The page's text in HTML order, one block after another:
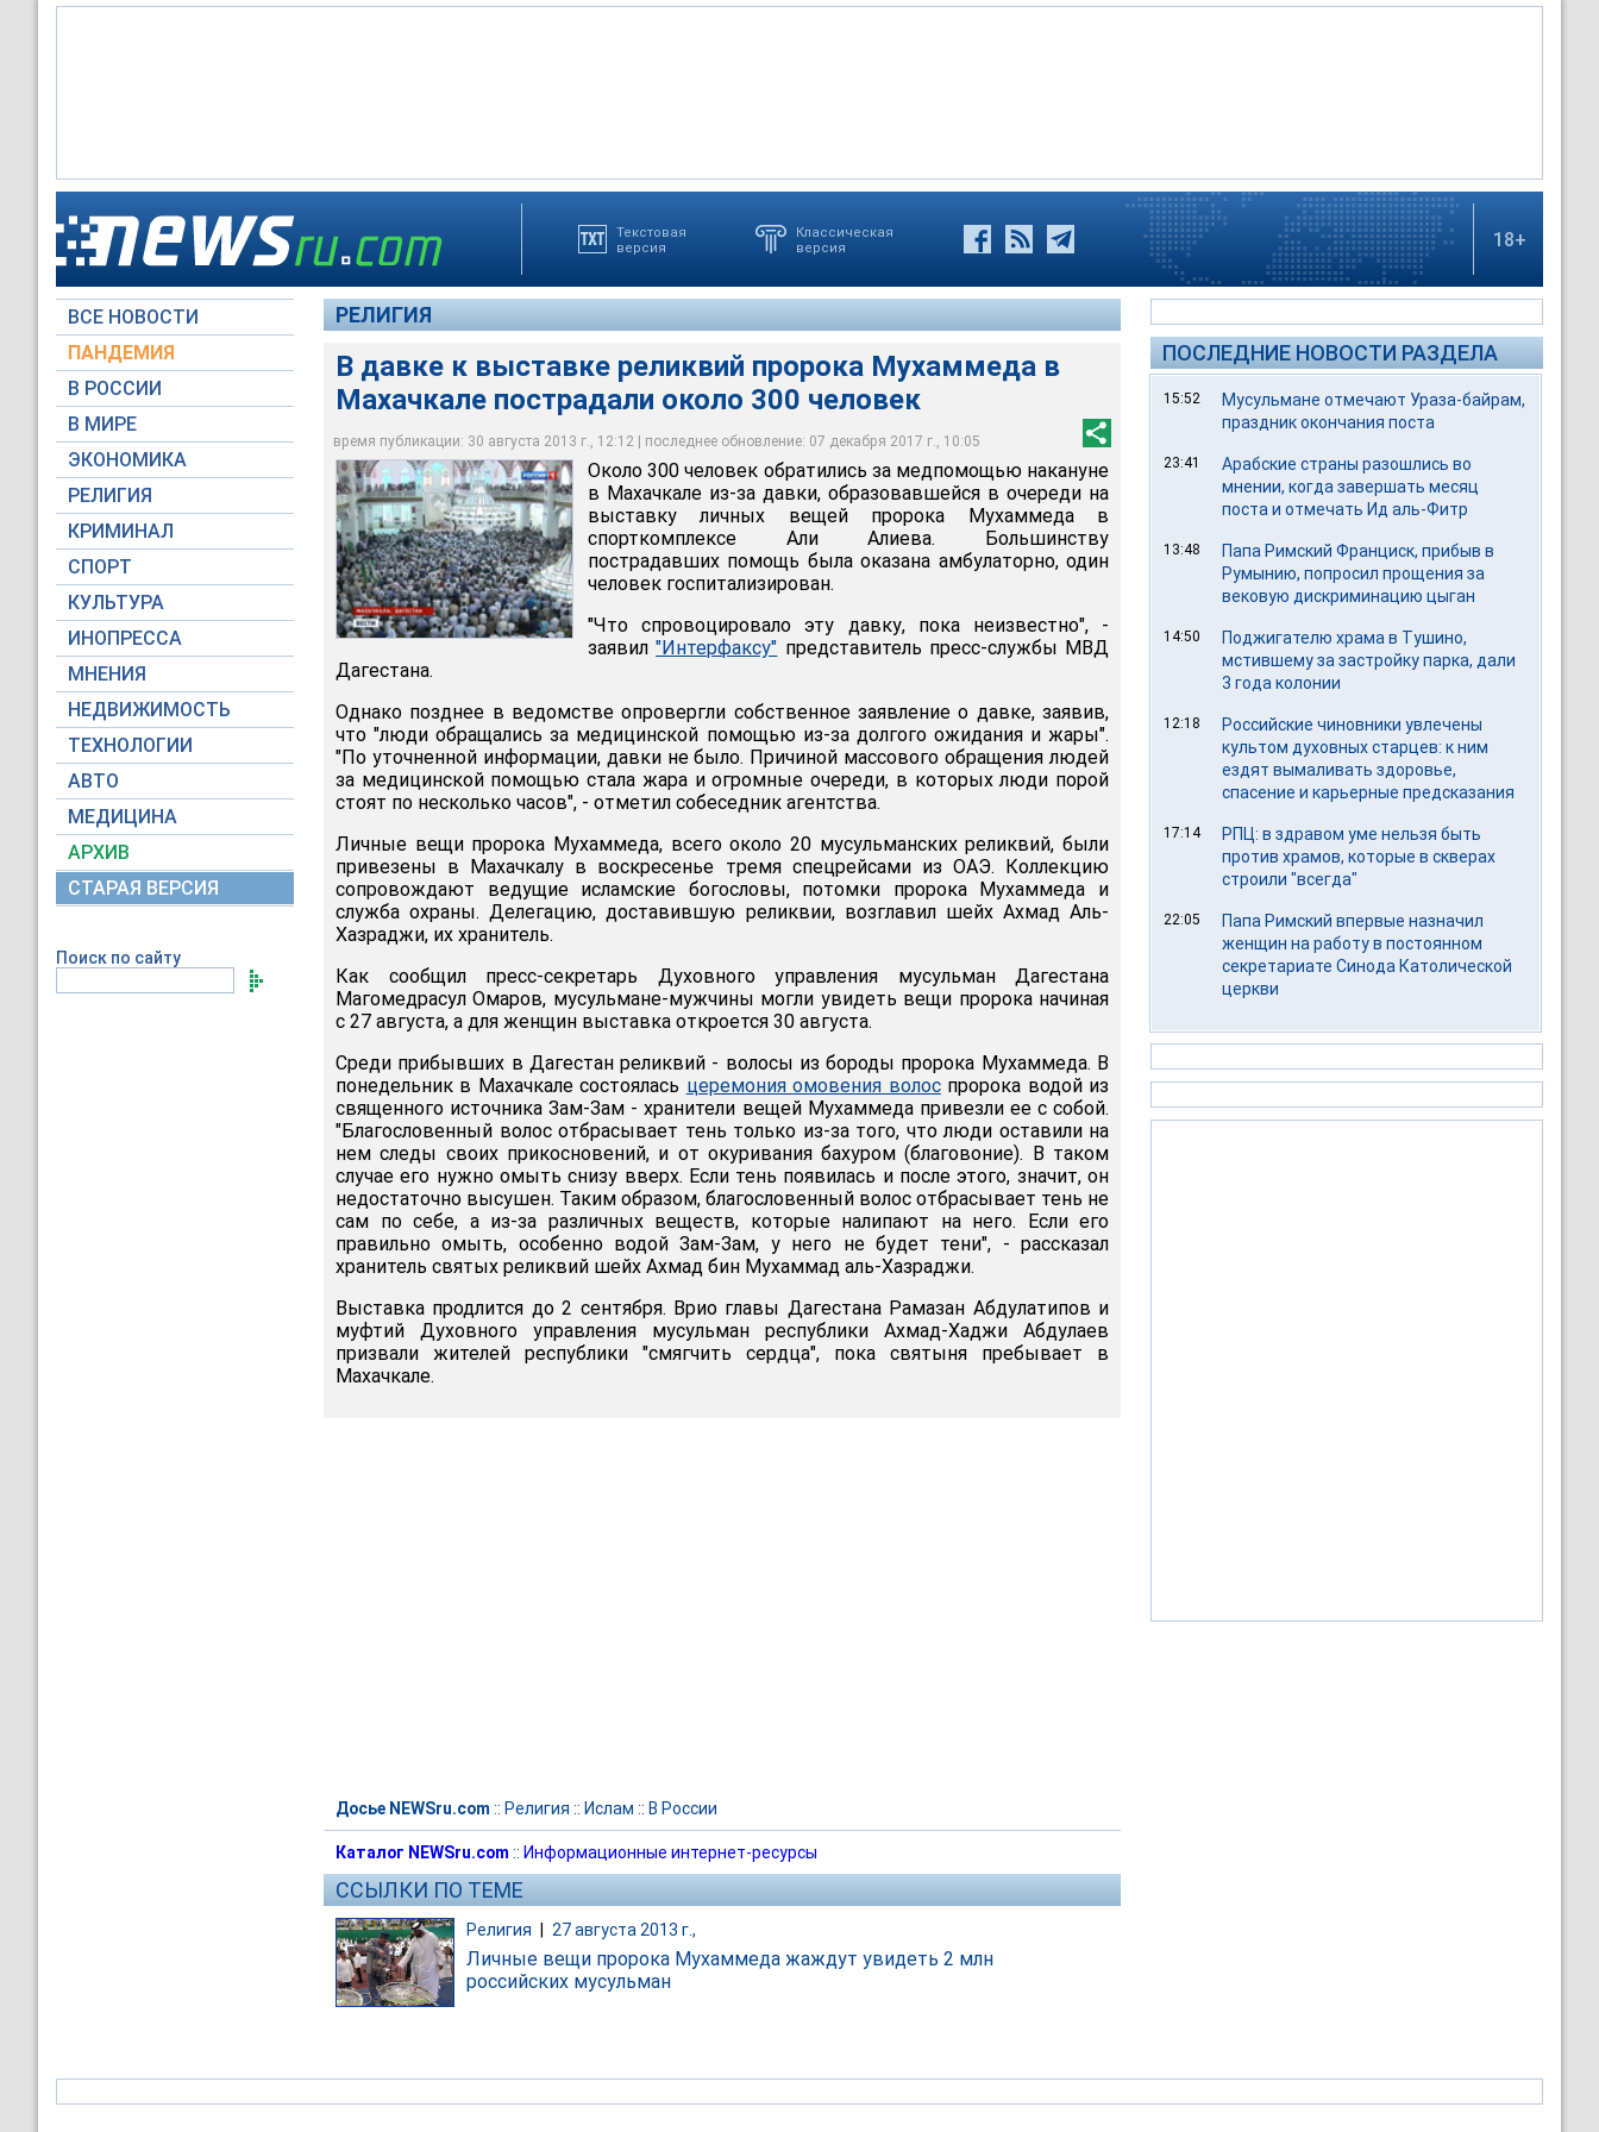
Текстовая
версия
Классическая
версия
18+
ВСЕ НОВОСТИ
ПАНДЕМИЯ
В РОССИИ
В МИРЕ
ЭКОНОМИКА
РЕЛИГИЯ
КРИМИНАЛ
СПОРТ
КУЛЬТУРА
ИНОПРЕССА
МНЕНИЯ
НЕДВИЖИМОСТЬ
ТЕХНОЛОГИИ
АВТО
МЕДИЦИНА
АРХИВ
СТАРАЯ ВЕРСИЯ
Поиск по сайту
РЕЛИГИЯ
В давке к выставке реликвий пророка Мухаммеда в
Махачкале пострадали около 300 человек
время публикации: 30 августа 2013 г., 12:12 | последнее обновление: 07 декабря 2017 г., 10:05
Около 300 человек обратились за медпомощью накануне в Махачкале из-за давки,
образовавшейся в очереди на выставку личных вещей пророка Мухаммеда в
спорткомплексе Али Алиева
Вести
Около 300 человек обратились за медпомощью накануне
в Махачкале из-за давки, образовавшейся в очереди на
выставку личных вещей пророка Мухаммеда в
спорткомплексе Али Алиева. Большинству
пострадавших помощь была оказана амбулаторно, один
человек госпитализирован.
"Что спровоцировало эту давку, пока неизвестно", -
заявил"Интерфаксу" представитель пресс-службы МВД
Дагестана.
Однако позднее в ведомстве опровергли собственное заявление о давке, заявив,
что "люди обращались за медицинской помощью из-за долгого ожидания и жары".
"По уточненной информации, давки не было. Причиной массового обращения людей
за медицинской помощью стала жара и огромные очереди, в которых люди порой
стоят по несколько часов", - отметил собеседник агентства.
Личные вещи пророка Мухаммеда, всего около 20 мусульманских реликвий, были
привезены в Махачкалу в воскресенье тремя спецрейсами из ОАЭ. Коллекцию
сопровождают ведущие исламские богословы, потомки пророка Мухаммеда и
служба охраны. Делегацию, доставившую реликвии, возглавил шейх Ахмад Аль-
Хазраджи, их хранитель.
Как сообщил пресс-секретарь Духовного управления мусульман Дагестана
Магомедрасул Омаров, мусульмане-мужчины могли увидеть вещи пророка начиная
с 27 августа, а для женщин выставка откроется 30 августа.
Среди прибывших в Дагестан реликвий - волосы из бороды пророка Мухаммеда. В
понедельник в Махачкале состоялась церемония омовения волоспророка водой из
священного источника Зам-Зам - хранители вещей Мухаммеда привезли ее с собой.
"Благословенный волос отбрасывает тень только из-за того, что люди оставили на
нем следы своих прикосновений, и от окуривания бахуром (благовоние). В таком
случае его нужно омыть снизу вверх. Если тень появилась и после этого, значит, он
недостаточно высушен. Таким образом, благословенный волос отбрасывает тень не
сам по себе, а из-за различных веществ, которые налипают на него. Если его
правильно омыть, особенно водой Зам-Зам, у него не будет тени", - рассказал
хранитель святых реликвий шейх Ахмад бин Мухаммад аль-Хазраджи.
Выставка продлится до 2 сентября. Врио главы Дагестана Рамазан Абдулатипов и
муфтий Духовного управления мусульман республики Ахмад-Хаджи Абдулаев
призвали жителей республики "смягчить сердца", пока святыня пребывает в
Махачкале.
Досье NEWSru.com :: Религия :: Ислам :: В России
Каталог NEWSru.com :: Информационные интернет-ресурсы
ССЫЛКИ ПО ТЕМЕ
Религия 27 августа 2013 г.,
Личные вещи пророка Мухаммеда жаждут увидеть 2 млн
российских мусульман
ПОСЛЕДНИЕ НОВОСТИ РАЗДЕЛА
15:52
Мусульмане отмечают Ураза-байрам,
праздник окончания поста
23:41
Арабские страны разошлись во
мнении, когда завершать месяц
поста и отмечать Ид аль-Фитр
13:48
Папа Римский Франциск, прибыв в
Румынию, попросил прощения за
вековую дискриминацию цыган
14:50
Поджигателю храма в Тушино,
мстившему за застройку парка, дали
3 года колонии
12:18
Российские чиновники увлечены
культом духовных старцев: к ним
ездят вымаливать здоровье,
спасение и карьерные предсказания
17:14
РПЦ: в здравом уме нельзя быть
против храмов, которые в скверах
строили "всегда"
22:05
Папа Римский впервые назначил
женщин на работу в постоянном
секретариате Синода Католической
церкви